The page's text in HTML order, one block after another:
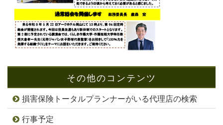
その他のコンテンツ
損害保険トータルプランナーがいる代理店の検索
行事予定